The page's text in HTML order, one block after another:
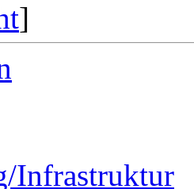
]
Infrastruktur